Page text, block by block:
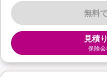
無料
見積
保険